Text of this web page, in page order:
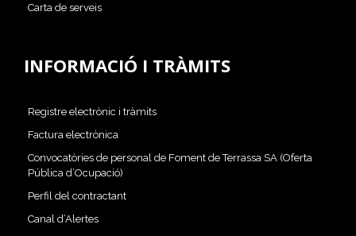
Carta de serveis
INFORMACIÓ I TRÀMITS
Registre electrònic i tràmits
Factura electrònica
Convocatòries de personal de Foment de Terrassa SA (Oferta
Pública d’Ocupació)
Perfil del contractant
Canal d’Alertes